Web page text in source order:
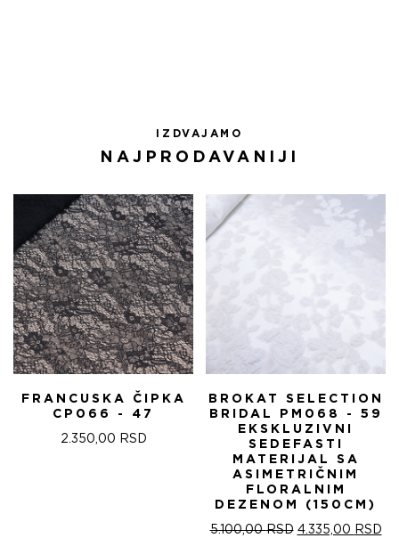
IZDVAJAMO
NAJPRODAVANIJI
FRANCUSKA ČIPKA
CP066 - 47
2.350,00 RSD
BROKAT SELECTION
BRIDAL PM068 - 59
EKSKLUZIVNI
SEDEFASTI
MATERIJAL SA
ASIMETRIČNIM
FLORALNIM
DEZENOM (150CM)
5.100,00RSD ОРИГИНАЛНА
4.335,00 RSD